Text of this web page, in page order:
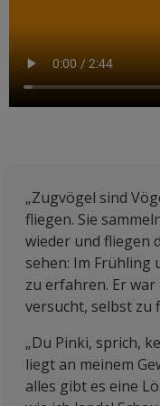
„Zugvögel sind
fliegen. Sie
wieder und fliegen
sehen: Im Frühling
zu erfahren. Er
versucht, selbst zu
„Du Pinki, sprich,
liegt an meinem
alles gibt es eine